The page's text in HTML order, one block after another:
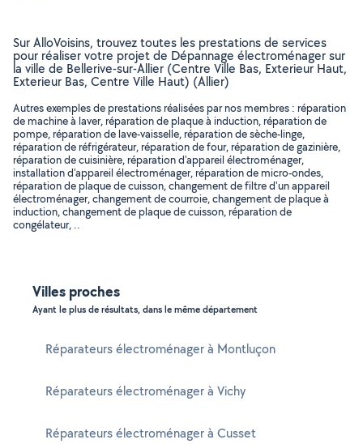
Sur AlloVoisins, trouvez toutes les prestations de services
pour réaliser votre projet de Dépannage électroménager sur
la ville de Bellerive-sur-Allier (Centre Ville Bas, Exterieur Haut,
Exterieur Bas, Centre Ville Haut) (Allier)
Autres exemples de prestations réalisées par nos membres : réparation
de machine à laver, réparation de plaque à induction, réparation de
pompe, réparation de lave-vaisselle, réparation de sèche-linge,
réparation de réfrigérateur, réparation de four, réparation de gazinière,
réparation de cuisinière, réparation d'appareil électroménager,
installation d'appareil électroménager, réparation de micro-ondes,
réparation de plaque de cuisson, changement de filtre d'un appareil
électroménager, changement de courroie, changement de plaque à
induction, changement de plaque de cuisson, réparation de
congélateur, ..
Villes proches
Ayant le plus de résultats, dans le même département
Réparateurs électroménager à Montluçon
Réparateurs électroménager à Vichy
Réparateurs électroménager à Cusset